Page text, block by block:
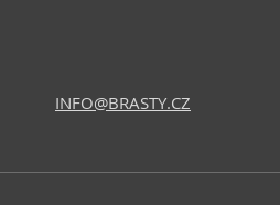
INFO@BRASTY.CZ